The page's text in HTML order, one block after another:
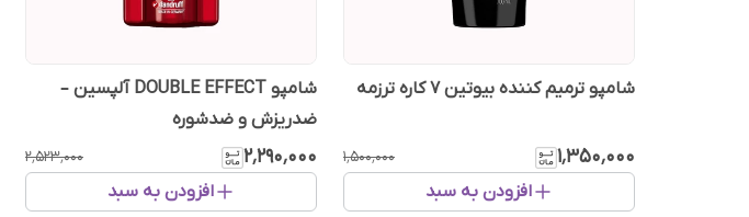
شامپو ترمیم کننده بیوتین ۷ کاره ترزمه
۱٬۳۵۰٬۰۰۰ ۱٬۵۰۰٬۰۰۰
افزودن به سبد
شامپو DOUBLE EFFECT آلپسین –
ضدریزش و ضدشوره
۲٬۲۹۰٬۰۰۰ ۲٬۵۲۳٬۰۰۰
افزودن به سبد